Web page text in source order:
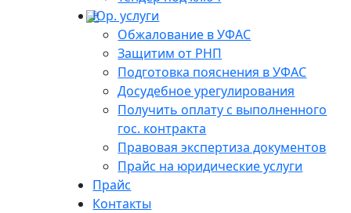
Юр. услуги
Обжалование в УФАС
Защитим от РНП
Подготовка пояснения в УФАС
Досудебное урегулирования
Получить оплату с выполненного
гос. контракта
Правовая экспертиза документов
Прайс на юридические услуги
Прайс
Контакты